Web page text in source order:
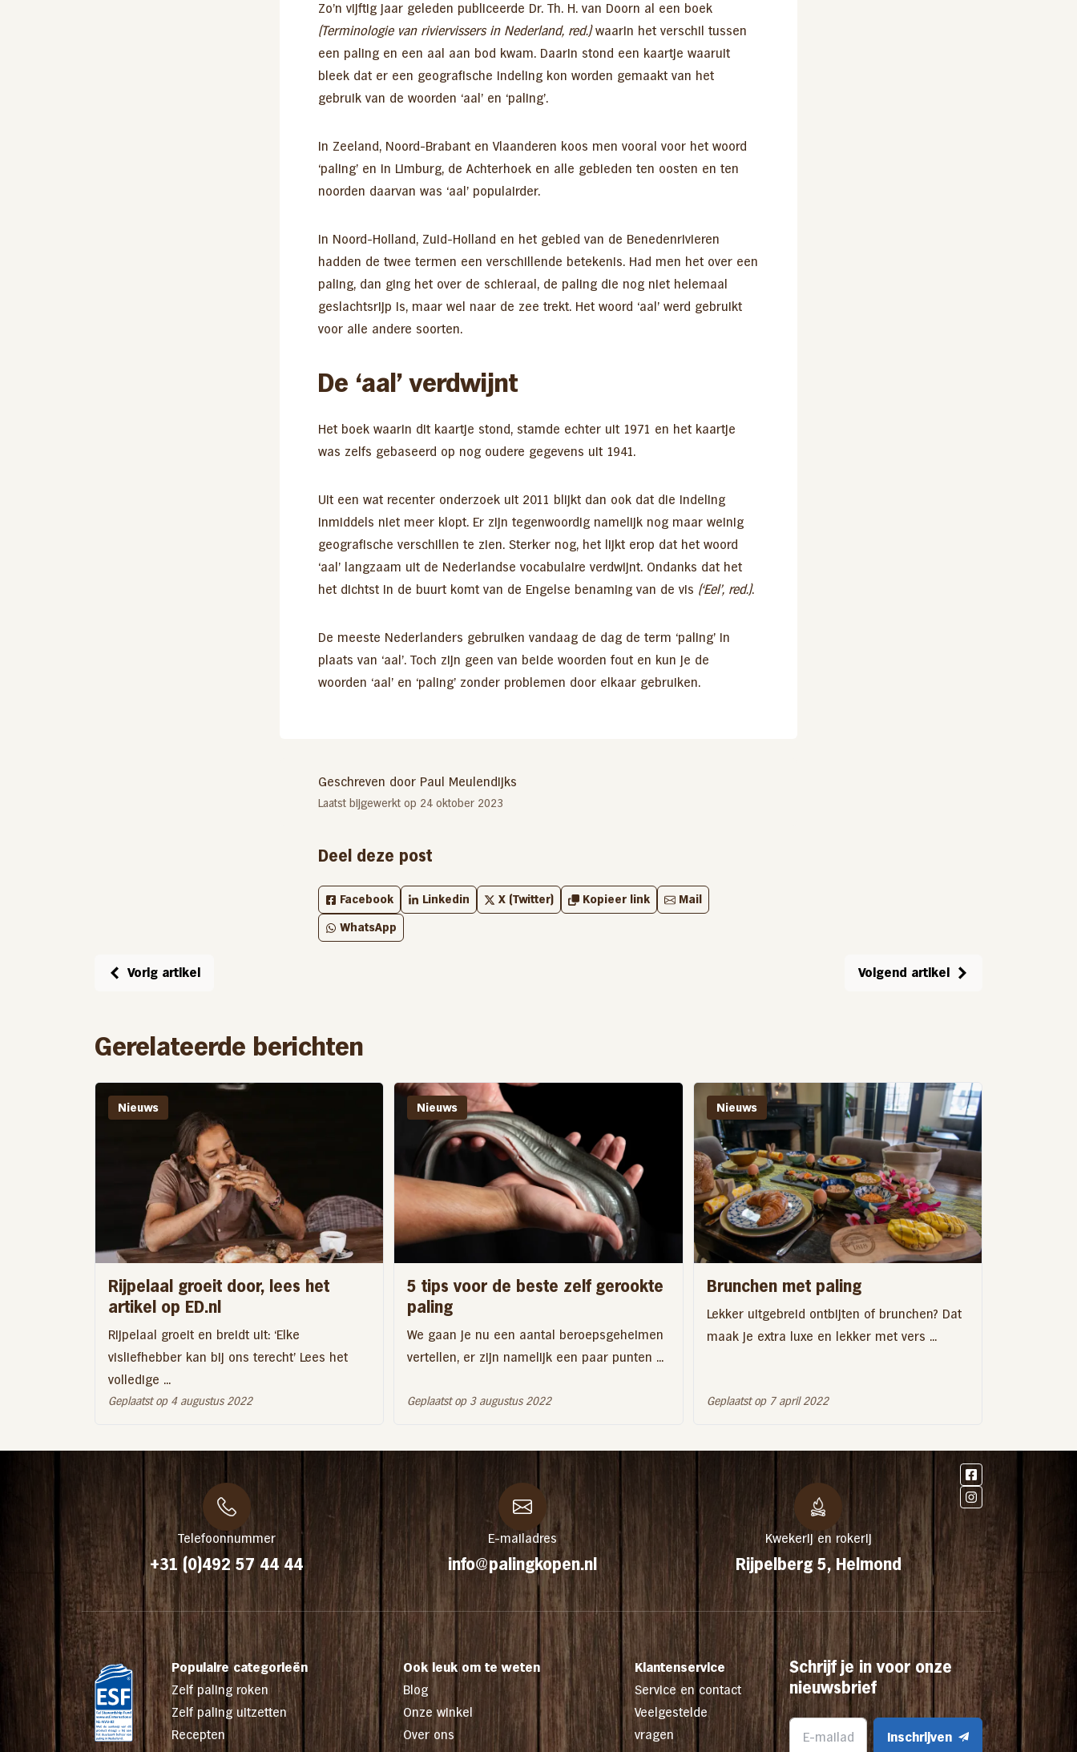
Zo’n vijftig jaar geleden publiceerde Dr. Th. H. van Doorn al een boek
(Terminologie van riviervissers in Nederland, red.)waarin het verschil tussen
een paling en een aal aan bod kwam. Daarin stond een kaartje waaruit
bleek dat er een geografische indeling kon worden gemaakt van het
gebruik van de woorden ‘aal’ en ‘paling’.
In Zeeland, Noord-Brabant en Vlaanderen koos men vooral voor het woord
‘paling’ en in Limburg, de Achterhoek en alle gebieden ten oosten en ten
noorden daarvan was ‘aal’ populairder.
In Noord-Holland, Zuid-Holland en het gebied van de Benedenrivieren
hadden de twee termen een verschillende betekenis. Had men het over een
paling, dan ging het over de schieraal, de paling die nog niet helemaal
geslachtsrijp is, maar wel naar de zee trekt. Het woord ‘aal’ werd gebruikt
voor alle andere soorten.
De ‘aal’ verdwijnt
Het boek waarin dit kaartje stond, stamde echter uit 1971 en het kaartje
was zelfs gebaseerd op nog oudere gegevens uit 1941.
Uit een wat recenter onderzoek uit 2011 blijkt dan ook dat die indeling
inmiddels niet meer klopt. Er zijn tegenwoordig namelijk nog maar weinig
geografische verschillen te zien. Sterker nog, het lijkt erop dat het woord
‘aal’ langzaam uit de Nederlandse vocabulaire verdwijnt. Ondanks dat het
het dichtst in de buurt komt van de Engelse benaming van de vis (‘Eel’, red.).
De meeste Nederlanders gebruiken vandaag de dag de term ‘paling’ in
plaats van ‘aal’. Toch zijn geen van beide woorden fout en kun je de
woorden ‘aal’ en ‘paling’ zonder problemen door elkaar gebruiken.
Geschreven door Paul Meulendijks
Laatst bijgewerkt op 24 oktober 2023
Deel deze post
Facebook Linkedin X (Twitter) Kopieer link Mail
WhatsApp
Vorig artikel Volgend artikel
Gerelateerde berichten
Nieuws
Rijpelaal groeit door, lees het
artikel op ED.nl
Rijpelaal groeit en breidt uit: ‘Elke
visliefhebber kan bij ons terecht’ Lees het
volledige ...
Geplaatst op 4 augustus 2022
Nieuws
5 tips voor de beste zelf gerookte
paling
We gaan je nu een aantal beroepsgeheimen
vertellen, er zijn namelijk een paar punten ...
Geplaatst op 3 augustus 2022
Nieuws
Brunchen met paling
Lekker uitgebreid ontbijten of brunchen? Dat
maak je extra luxe en lekker met vers ...
Geplaatst op 7 april 2022
+31 (0)492 57 44 44
Telefoonnummer
info@palingkopen.nl
E-mailadres
Rijpelberg 5, Helmond
Kwekerij en rokerij
Populaire categorieën
Zelf paling roken
Zelf paling uitzetten
Recepten
Ook leuk om te weten
Blog
Onze winkel
Over ons
Klantenservice
Service en contact
Veelgestelde
vragen
Schrijf je in voor onze
nieuwsbrief
Inschrijven